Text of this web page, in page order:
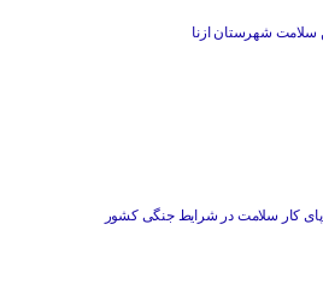
سلامت شهرستان ازنا
پای کار سلامت در شرایط جنگی کشور